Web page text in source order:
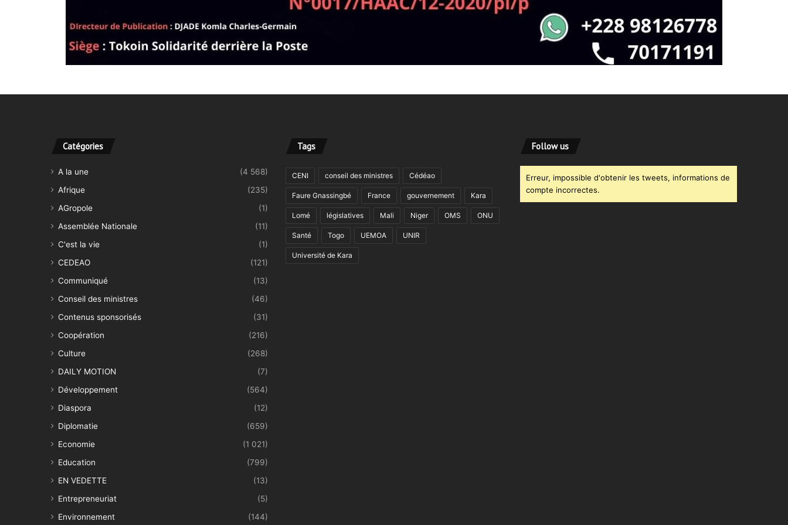
Catégories
A la une
(4 568)
Afrique
(235)
AGropole
(1)
Assemblée Nationale
(11)
C'est la vie
(1)
CEDEAO
(121)
Communiqué
(13)
Conseil des ministres
(46)
Contenus sponsorisés
(31)
Coopération
(216)
Culture
(268)
DAILY MOTION
(7)
Développement
(564)
Diaspora
(12)
Diplomatie
(659)
Economie
(1 021)
Education
(799)
EN VEDETTE
(13)
Entrepreneuriat
(5)
Environnement
(144)
Tags
CENI conseil des ministres Cédéao
Faure Gnassingbé France gouvernement Kara
Lomé législatives Mali Niger OMS ONU
Santé Togo UEMOA UNIR
Université de Kara
Follow us
Erreur, impossible d'obtenir les tweets, informations de
compte incorrectes.